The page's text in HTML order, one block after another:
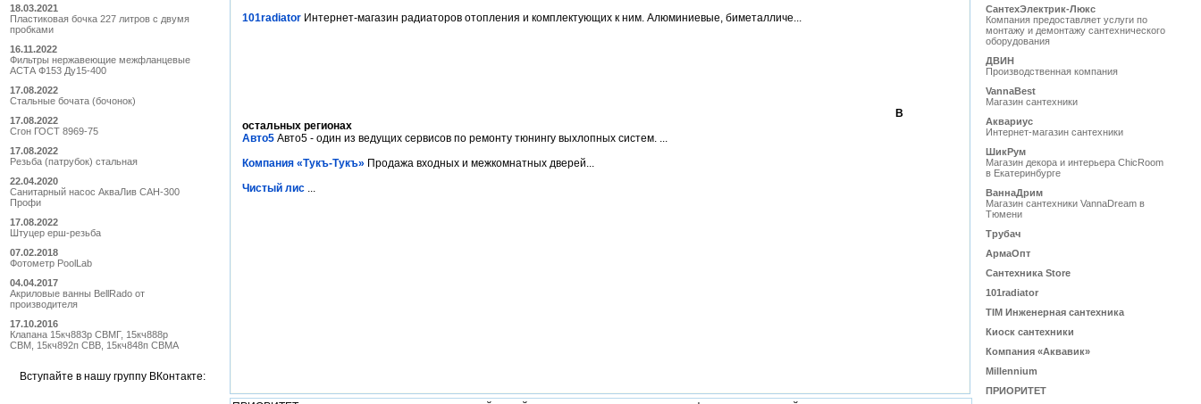
18.03.2021
Пластиковая бочка 227 литров с двумя
пробками
16.11.2022
Фильтры нержавеющие межфланцевые
АСТА Ф153 Ду15-400
17.08.2022
Стальные бочата (бочонок)
17.08.2022
Сгон ГОСТ 8969-75
17.08.2022
Резьба (патрубок) стальная
22.04.2020
Санитарный насос АкваЛив САН-300
Профи
17.08.2022
Штуцер ерш-резьба
07.02.2018
Фотометр PoolLab
04.04.2017
Акриловые ванны BellRado от
производителя
17.10.2016
Клапана 15кч883р СВМГ, 15кч888р
СВМ, 15кч892п СВВ, 15кч848п СВМА
Вступайте в нашу группу ВКонтакте:
101radiator Интернет-магазин радиаторов отопления и комплектующих к ним. Алюминиевые, биметалличе...
В
остальных регионах
Авто5 Авто5 - один из ведущих сервисов по ремонту тюнингу выхлопных систем. ...
Компания «Тукъ-Тукъ» Продажа входных и межкомнатных дверей...
Чистый лис ...
СантехЭлектрик-Люкс
Компания предоставляет услуги по
монтажу и демонтажу сантехнического
оборудования
ДВИН
Производственная компания
VannaBest
Магазин сантехники
Аквариус
Интернет-магазин сантехники
ШикРум
Магазин декора и интерьера ChicRoom
в Екатеринбурге
ВаннаДрим
Магазин сантехники VannaDream в
Тюмени
Трубач
АрмаОпт
Сантехника Store
101radiator
TIM Инженерная сантехника
Киоск сантехники
Компания «Аквавик»
Millennium
ПРИОРИТЕТ